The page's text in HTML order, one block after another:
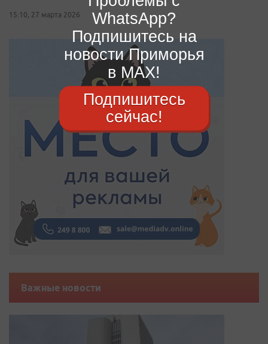
15:10, 27 марта 2026
Важные новости
WhatsApp?
Подпишитесь на
новости Приморья
в MAX!
Подпишитесь
сейчас!